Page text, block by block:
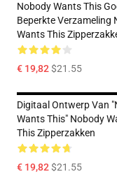
Nobody Wants This
Beperkte Verzameling
Wants This
€ 19,82$21.55
Digitaal Ontwerp Van
Wants This" Nobody
This Zipperzakken
€ 19,82$21.55